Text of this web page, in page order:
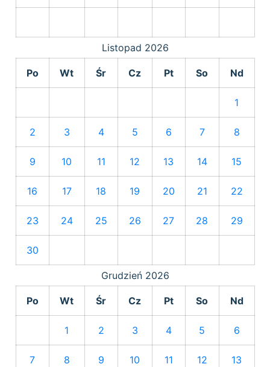
Listopad 2026
Po Wt Śr Cz Pt So Nd
1
2 3 4 5 6 7 8
9 10 11 12 13 14 15
16 17 18 19 20 21 22
23 24 25 26 27 28 29
30
Grudzień 2026
Po Wt Śr Cz Pt So Nd
1 2 3 4 5 6
7 8 9 10 11 12 13